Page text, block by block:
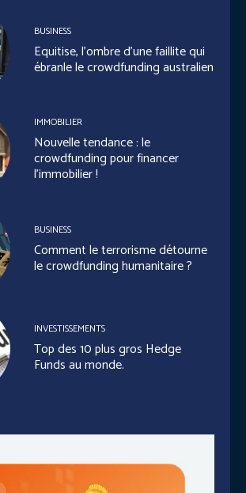
BUSINESS
Equitise, l’ombre d’une faillite qui
ébranle le crowdfunding australien
IMMOBILIER
Nouvelle tendance : le
crowdfunding pour financer
l’immobilier !
BUSINESS
Comment le terrorisme détourne
le crowdfunding humanitaire ?
INVESTISSEMENTS
Top des 10 plus gros Hedge
Funds au monde.